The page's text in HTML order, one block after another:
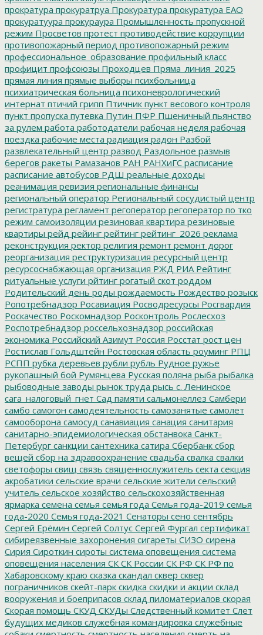
прократура прокуратруа Прокуратура прокуратура ЕАО
прокуратуура прокураура Промышленность пропускной
режим Просветов протест противодействие коррупции
противопожарный период противопожарный режим
профессиональное_образование профильный класс
профицит профсоюзы Проходцев Пряма_линия_2025
прямая линия прямые выборы психбольница
психиатрическая больница психоневрологический
интернат птичий грипп Птичник пункт весового контроля
пункт пропуска путевка Путин ПФР Пшеничный пьянство
за рулем работа работодатели рабочая неделя рабочая
поездка рабочие места радиация радон Разбой
развлекательный центр развод Раздольное размыв
берегов ракеты Рамазанов РАН РАНХиГС расписание
расписание автобусов РДШ реальные доходы
реанимация ревизия региональные финансы
региональный оператор Региональный сосудистый центр
регистратура регламент регоператор регоператор по тко
режим самоизоляции резиновая квартира резиновые
квартиры рейд рейинг рейтинг рейтинг_2026 реклама
реконструкция ректор религия ремонт ремонт дорог
реорганизация реструктуризация ресурсный центр
ресурсоснабжающая организация РЖД РИА Рейтинг
ритуальные услуги рйтинг рогатый скот роддом
Родительский день роды рождаемость Рождество розыск
Ропотребнадзор Росавиация Росводресурсы Росгвардия
Роскачество Роскомнадзор Росконтроль Рослесхоз
Роспотребнадзор россельхознадзор российская
экономика Российский Азимут Россия Росстат рост цен
Ростислав Гольдштейн Ростовская область роуминг РПЦ
РСПП рубка деревьев рубли рубль Рудное ружье
рукопашный бой Румянцева Русская поляна рыба рыбалка
рыбоводные заводы рынок труда рысь с. Ленинское
сага_налоговый_гнет Сад памяти сальмонеллез Самбери
самбо самогон самодеятельность самозанятые самолет
самооборона самосуд санавиация санация санитария
санитарно-эпидемиологическая обстанвока Санкт-
Петербург санкции сантехника сатира Сбербанк сбор
вещей сбор на здравоохранение свадьба свалка свалки
светофоры свищ связь священнослужитель секта секция
акробатики сельские врачи сельские жители сельский
учитель сельское хозяйство сельскохозяйственная
ярмарка семена семья семья года Семья года-2019 семья
года-2020 Семья года-2021 Сенаторы сено сентябрь
Сергей Ерёмин Сергей Солтус Сергей Фургал сертификат
сибиреязвенные захоронения сигареты СИЗО сирена
Сирия Сироткин сироты система оповещения система
оповещения населения СК СК России СК РФ СК РФ по
Хабаровскому краю сказка скандал сквер сквер
пограничников скейт-парк скидка скидки и акции склад
вооружения и боеприпасов склад пиломатериалов скорая
Скорая помощь СКУД СКУДы Следственный комитет Слет
будущих медиков служебная командировка служебные